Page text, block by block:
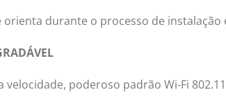
orienta durante o processo de
velocidade, poderoso padrão Wi-Fi